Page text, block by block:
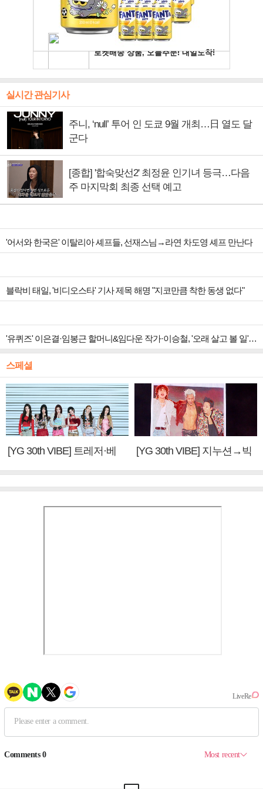
실시간 관심기사
주니, ‘null’ 투어 인 도쿄 9월 개최…日 열도 달
군다
[종합] '합숙맞선2' 최정윤 인기녀 등극…다음
주 마지막회 최종 선택 예고
'어서와 한국은' 이탈리아 셰프들, 선재스님→라연 차도영 셰프 만난다
블락비 태일, '비디오스타' 기사 제목 해명 "지코만큼 착한 동생 없다"
'유퀴즈' 이은결·임봉근 할머니&임다운 작가·이승철, '오래 살고 볼 일' 특집 출격
스페셜
[YG 30th VIBE] 트레저·베
[YG 30th VIBE] 지누션→빅